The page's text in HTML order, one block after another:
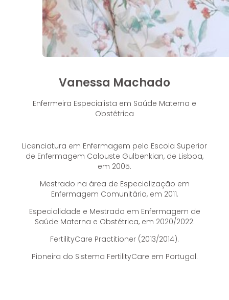
Vanessa Machado
Enfermeira Especialista em Saúde Materna e
Obstétrica
Licenciatura em Enfermagem pela Escola Superior
de Enfermagem Calouste Gulbenkian, de Lisboa,
em 2005.
Mestrado na área de Especialização em
Enfermagem Comunitária, em 2011.
Especialidade e Mestrado em Enfermagem de
Saúde Materna e Obstétrica, em 2020/2022.
FertilityCare Practitioner (2013/2014).
Pioneira do Sistema FertilityCare em Portugal.